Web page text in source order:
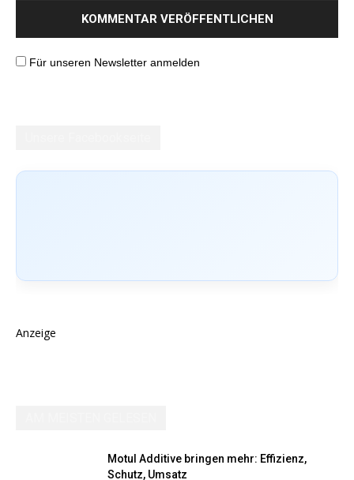
Für unseren Newsletter anmelden
Anzeige
Motul Additive bringen mehr: Effizienz,
Schutz, Umsatz